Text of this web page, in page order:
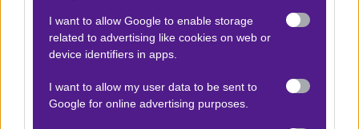
I want to allow Google to enable storage
related to advertising like cookies on web or
device identifiers in apps.
I want to allow my user data to be sent to
Google for online advertising purposes.
1.72